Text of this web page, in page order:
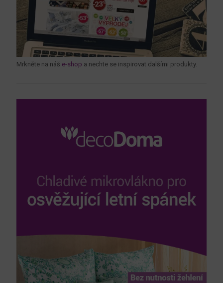
Mrkněte na náš e-shop a nechte se inspirovat dalšími produkty.